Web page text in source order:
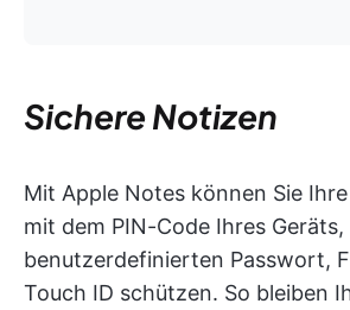
Sichere Notizen
Mit Apple Notes können Sie
mit dem PIN-Code Ihres Geräts,
benutzerdefinierten Passwort,
Touch ID schützen. So bleiben